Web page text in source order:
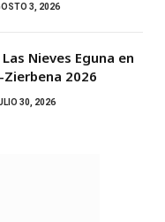
3, 2026
Nieves Eguna en
2026
30, 2026